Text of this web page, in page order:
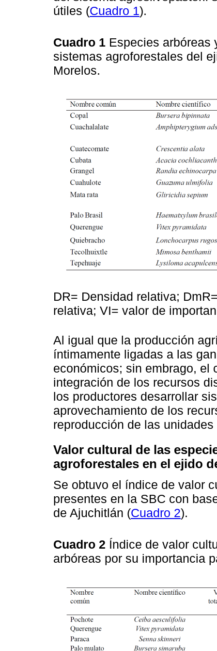
útiles (Cuadro 1).
Cuadro 1 Especies arbóreas
sistemas agroforestales del
Morelos.
DR= Densidad relativa;
relativa; VI= valor de
Al igual que la producción
íntimamente ligadas a las
económicos; sin embrago, el
integración de los recursos
los productores desarrollar
aprovechamiento de los
reproducción de las
Valor cultural de las
agroforestales en el ejido
Se obtuvo el índice de valor
presentes en la SBC con
de Ajuchitlán (Cuadro 2).
Cuadro 2 Índice de valor
arbóreas por su importancia